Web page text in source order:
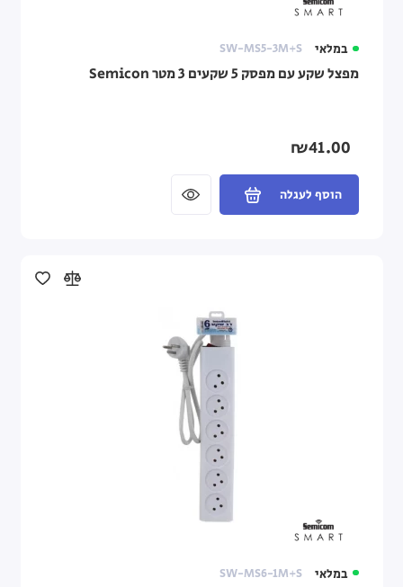
במלאי SW-MS5-3M+S
מפצל שקע עם מפסק 5 שקעים 3 מטר Semicon
₪41.00
הוסף לעגלה
במלאי SW-MS6-1M+S